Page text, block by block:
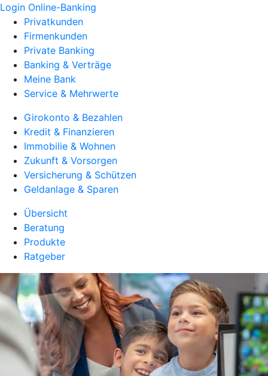
Login Online-Banking
Privatkunden
Firmenkunden
Private Banking
Banking & Verträge
Meine Bank
Service & Mehrwerte
Girokonto & Bezahlen
Kredit & Finanzieren
Immobilie & Wohnen
Zukunft & Vorsorgen
Versicherung & Schützen
Geldanlage & Sparen
Übersicht
Beratung
Produkte
Ratgeber